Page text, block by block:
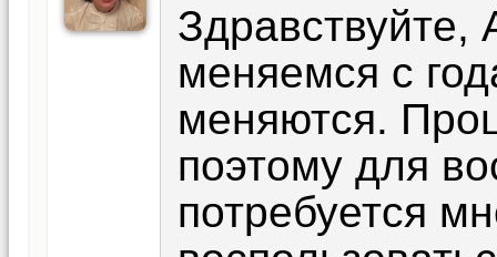
меняемся с
меняются.
поэтому для
потребуется